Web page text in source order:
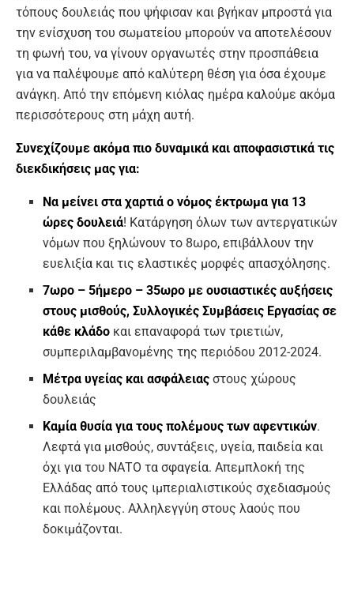
τόπους δουλειάς που ψήφισαν και βγήκαν μπροστά για
την ενίσχυση του σωματείου μπορούν να αποτελέσουν
τη φωνή του, να γίνουν οργανωτές στην προσπάθεια
για να παλέψουμε από καλύτερη θέση για όσα έχουμε
ανάγκη. Από την επόμενη κιόλας ημέρα καλούμε ακόμα
περισσότερους στη μάχη αυτή.
Συνεχίζουμε ακόμα πιο δυναμικά και αποφασιστικά τις
διεκδικήσεις μας για:
Να μείνει στα χαρτιά ο νόμος έκτρωμα για 13
ώρες δουλειά! Κατάργηση όλων των αντεργατικών
νόμων που ξηλώνουν το 8ωρο, επιβάλλουν την
ευελιξία και τις ελαστικές μορφές απασχόλησης.
7ωρο – 5ήμερο – 35ωρο με ουσιαστικές αυξήσεις
στους μισθούς, Συλλογικές Συμβάσεις Εργασίας σε
κάθε κλάδο και επαναφορά των τριετιών,
συμπεριλαμβανομένης της περιόδου 2012-2024.
Μέτρα υγείας και ασφάλειας στους χώρους
δουλειάς
Καμία θυσία για τους πολέμους των αφεντικών.
Λεφτά για μισθούς, συντάξεις, υγεία, παιδεία και
όχι για του ΝΑΤΟ τα σφαγεία. Απεμπλοκή της
Ελλάδας από τους ιμπεριαλιστικούς σχεδιασμούς
και πολέμους. Αλληλεγγύη στους λαούς που
δοκιμάζονται.